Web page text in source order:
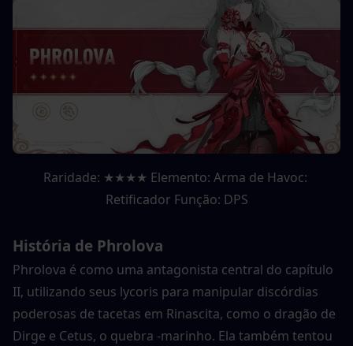
Raridade: ★★★★ Elemento: Arma de Havoc:
Retificador Função: DPS
História de Phrolova
Phrolova é como uma antagonista central do capítulo
II, utilizando seus lycoris para manipular discórdias
poderosas de tacetas em Rinascita, como o dragão de
Dirge e Cetus, o quebra -marinho. Ela também tentou